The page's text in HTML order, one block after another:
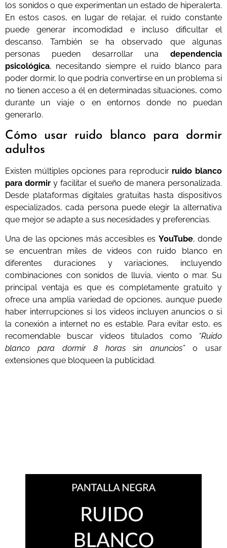
los sonidos o que experimentan un estado de hiperalerta.
En estos casos, en lugar de relajar, el ruido constante
puede generar incomodidad e incluso dificultar el
descanso. También se ha observado que algunas
personas pueden desarrollar una dependencia
psicológica, necesitando siempre el ruido blanco para
poder dormir, lo que podría convertirse en un problema si
no tienen acceso a él en determinadas situaciones, como
durante un viaje o en entornos donde no puedan
generarlo.
Cómo usar ruido blanco para dormir
adultos
Existen múltiples opciones para reproducir ruido blanco
para dormiry facilitar el sueño de manera personalizada.
Desde plataformas digitales gratuitas hasta dispositivos
especializados, cada persona puede elegir la alternativa
que mejor se adapte a sus necesidades y preferencias.
Una de las opciones más accesibles es YouTube, donde
se encuentran miles de videos con ruido blanco en
diferentes duraciones y variaciones, incluyendo
combinaciones con sonidos de lluvia, viento o mar. Su
principal ventaja es que es completamente gratuito y
ofrece una amplia variedad de opciones, aunque puede
haber interrupciones si los videos incluyen anuncios o si
la conexión a internet no es estable. Para evitar esto, es
recomendable buscar videos titulados como “Ruido
blanco para dormir 8 horas sin anuncios”o usar
extensiones que bloqueen la publicidad.